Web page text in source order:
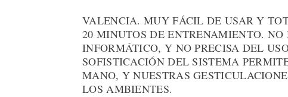
VALENCIA. MUY FÁCIL DE USAR Y
20 MINUTOS DE ENTRENAMIENTO.
INFORMÁTICO, Y NO PRECISA DEL
SOFISTICACIÓN DEL SISTEMA
MANO, Y NUESTRAS
LOS AMBIENTES.